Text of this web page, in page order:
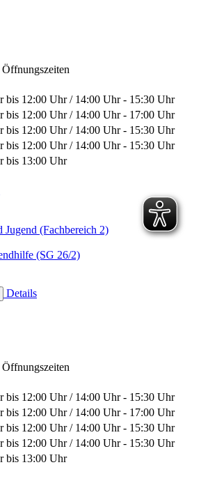
Öffnungszeiten
bis 12:00 Uhr / 14:00 Uhr - 15:30 Uhr
bis 12:00 Uhr / 14:00 Uhr - 17:00 Uhr
bis 12:00 Uhr / 14:00 Uhr - 15:30 Uhr
bis 12:00 Uhr / 14:00 Uhr - 15:30 Uhr
bis 13:00 Uhr
(Fachbereich 2)
(SG 26/2)
Details
Öffnungszeiten
bis 12:00 Uhr / 14:00 Uhr - 15:30 Uhr
bis 12:00 Uhr / 14:00 Uhr - 17:00 Uhr
bis 12:00 Uhr / 14:00 Uhr - 15:30 Uhr
bis 12:00 Uhr / 14:00 Uhr - 15:30 Uhr
bis 13:00 Uhr